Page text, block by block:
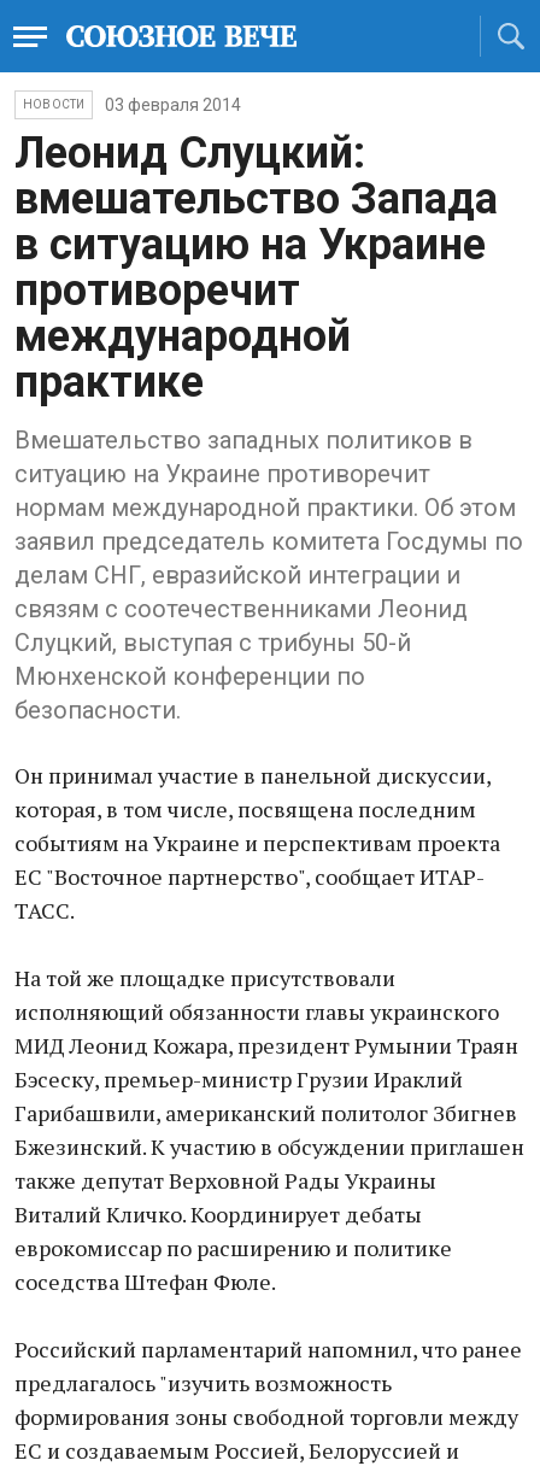
НОВОСТИ 03 февраля 2014
Леонид Слуцкий:
вмешательство Запада
в ситуацию на Украине
противоречит
международной
практике
Вмешательство западных политиков в
ситуацию на Украине противоречит
нормам международной практики. Об этом
заявил председатель комитета Госдумы по
делам СНГ, евразийской интеграции и
связям с соотечественниками Леонид
Слуцкий, выступая с трибуны 50-й
Мюнхенской конференции по
безопасности.
Он принимал участие в панельной дискуссии,
которая, в том числе, посвящена последним
событиям на Украине и перспективам проекта
ЕС "Восточное партнерство", сообщает ИТАР-
ТАСС.
На той же площадке присутствовали
исполняющий обязанности главы украинского
МИД Леонид Кожара, президент Румынии Траян
Бэсеску, премьер-министр Грузии Ираклий
Гарибашвили, американский политолог Збигнев
Бжезинский. К участию в обсуждении приглашен
также депутат Верховной Рады Украины
Виталий Кличко. Координирует дебаты
еврокомиссар по расширению и политике
соседства Штефан Фюле.
Российский парламентарий напомнил, что ранее
предлагалось "изучить возможность
формирования зоны свободной торговли между
ЕС и создаваемым Россией, Белоруссией и